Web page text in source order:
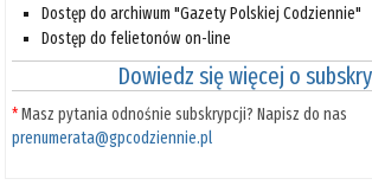
Dostęp do archiwum "Gazety Polskiej Codziennie"
Dostęp do felietonów on-line
Dowiedz się więcej o
*Masz pytania odnośnie subskrypcji? Napisz do nas
prenumerata@gpcodziennie.pl